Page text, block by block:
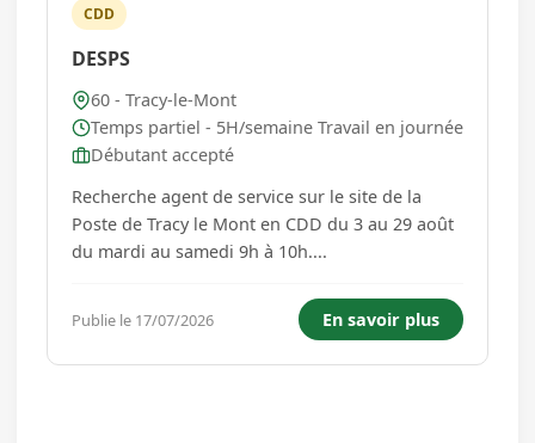
CDD
DESPS
60 - Tracy-le-Mont
Temps partiel - 5H/semaine Travail en journée
Débutant accepté
Recherche agent de service sur le site de la
Poste de Tracy le Mont en CDD du 3 au 29 août
du mardi au samedi 9h à 10h....
Publie le 17/07/2026 En savoir plus